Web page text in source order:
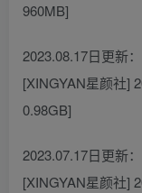
960MB]
2023.08.17日更新：
[XINGYAN星颜社]
0.98GB]
2023.07.17日更新：
[XINGYAN星颜社]